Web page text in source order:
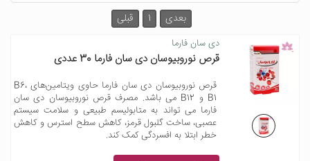
قبلی 1 بعدی
دی سان فارما
قرص نوروبیوسان دی سان فارما 30 عددی
قرص نوروبیوسان دی سان فارما حاوی ویتامین‌های B6،
B1 و B12 می باشد. مصرف قرص نوروبیوسان دی سان
فارما می تواند به متابولیسم طبیعی و سلامت سیستم
عصبی، ساخت گلبول قرمز، کاهش سطح استرس و کاهش
خطر ابتلا به افسردگی کمک کند.